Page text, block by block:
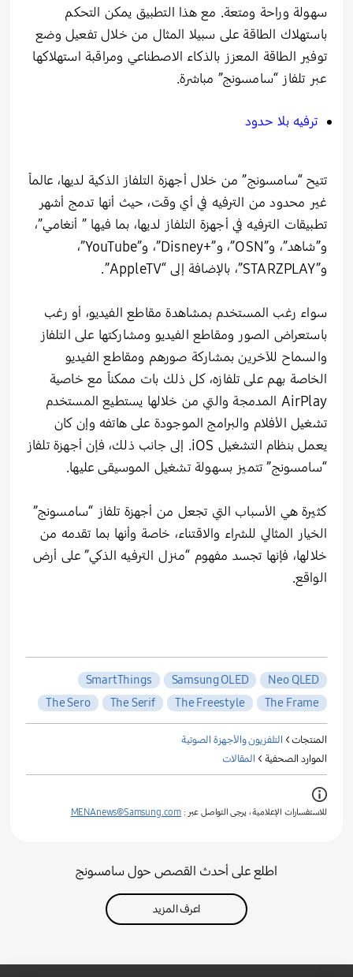
سهولة وراحة ومتعة. مع هذا التطبيق يمكن التحكم
باستهلاك الطاقة على سبيلا المثال من خلال تفعيل وضع
توفير الطاقة المعزز بالذكاء الاصطناعي ومراقبة استهلاكها
عبر تلفاز “سامسونج” مباشرة.
ترفيه بلا حدود
تتيح “سامسونج” من خلال أجهزة التلفاز الذكية لديها، عالماً
غير محدود من الترفيه في أي وقت، حيث أنها تدمج أشهر
تطبيقات الترفيه في أجهزة التلفاز لديها، بما فيها ” أنغامي”،
و”شاهد”، و”OSN”، و”+Disney”، و”YouTube”،
و”STARZPLAY”، بالإضافة إلى “AppleTV”.
سواء رغب المستخدم بمشاهدة مقاطع الفيديو، أو رغب
باستعراض الصور ومقاطع الفيديو ومشاركتها على التلفاز
والسماح للآخرين بمشاركة صورهم ومقاطع الفيديو
الخاصة بهم على تلفازه، كل ذلك بات ممكناً مع خاصية
AirPlay المدمجة والتي من خلالها يستطيع المستخدم
تشغيل الأفلام والبرامج الموجودة على هاتفه وإن كان
يعمل بنظام التشغيل iOS. إلى جانب ذلك، فإن أجهزة تلفاز
“سامسونج” تتميز بسهولة تشغيل الموسيقى عليها.
كثيرة هي الأسباب التي تجعل من أجهزة تلفاز “سامسونج”
الخيار المثالي للشراء والاقتناء، خاصة وأنها بما تقدمه من
خلالها، فإنها تجسد مفهوم “منزل الترفيه الذكي” على أرض
الواقع.
Neo QLED
Samsung OLED
SmartThings
The Frame
The Freestyle
The Serif
The Sero
المنتجات > التلفزيون والأجهزة الصوتية
الموارد الصحفية > المقالات
للاستفسارات الإعلامية ، يرجى التواصل عبر : MENAnews@Samsung.com
اطلع على أحدث القصص حول سامسونج
اعرف المزيد